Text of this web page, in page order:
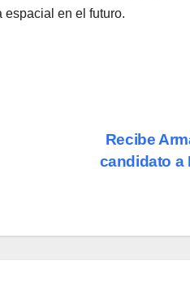
espacial en el futuro.
Recibe
candidato a